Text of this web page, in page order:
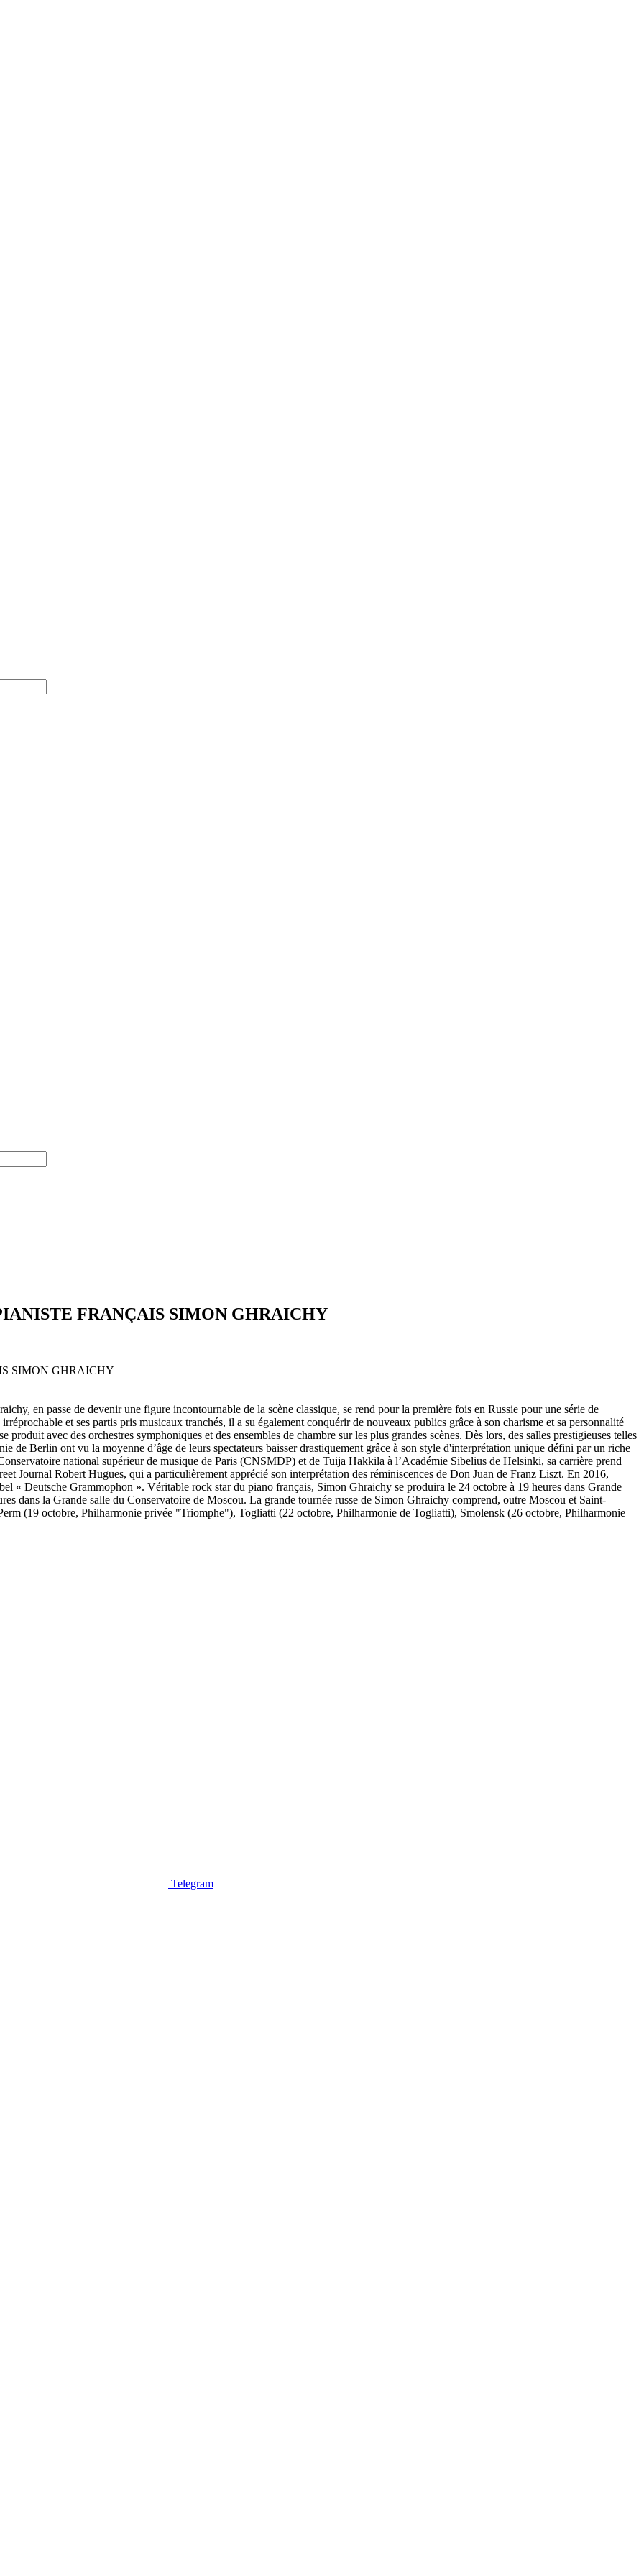
FRANÇAIS SIMON GHRAICHY
en passe de devenir une figure incontournable de la scène classique, se rend pour la première fois en Russie pour une série de
et ses partis pris musicaux tranchés, il a su également conquérir de nouveaux publics grâce à son charisme et sa personnalité
avec des orchestres symphoniques et des ensembles de chambre sur les plus grandes scènes. Dès lors, des salles prestigieuses telles
de Berlin ont vu la moyenne d’âge de leurs spectateurs baisser drastiquement grâce à son style d'interprétation unique défini par un riche
national supérieur de musique de Paris (CNSMDP) et de Tuija Hakkila à l’Académie Sibelius de Helsinki, sa carrière prend
Journal Robert Hugues, qui a particulièrement apprécié son interprétation des réminiscences de Don Juan de Franz Liszt. En 2016,
« Deutsche Grammophon ». Véritable rock star du piano français, Simon Ghraichy se produira le 24 octobre à 19 heures dans Grande
dans la Grande salle du Conservatoire de Moscou. La grande tournée russe de Simon Ghraichy comprend, outre Moscou et Saint-
(19 octobre, Philharmonie privée "Triomphe"), Togliatti (22 octobre, Philharmonie de Togliatti), Smolensk (26 octobre, Philharmonie
Telegram